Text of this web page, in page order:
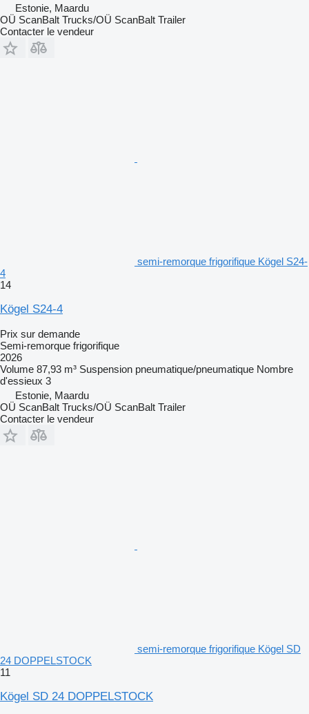
Estonie, Maardu
OÜ ScanBalt Trucks/OÜ ScanBalt Trailer
Contacter le vendeur
semi-remorque frigorifique Kögel S24-
4
14
Kögel S24-4
Prix sur demande
Semi-remorque frigorifique
2026
Volume 87,93 m³ Suspension pneumatique/pneumatique Nombre
d'essieux 3
Estonie, Maardu
OÜ ScanBalt Trucks/OÜ ScanBalt Trailer
Contacter le vendeur
semi-remorque frigorifique Kögel SD
24 DOPPELSTOCK
11
Kögel SD 24 DOPPELSTOCK